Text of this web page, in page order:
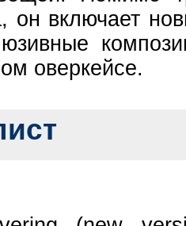
он включает
оверкейсе.